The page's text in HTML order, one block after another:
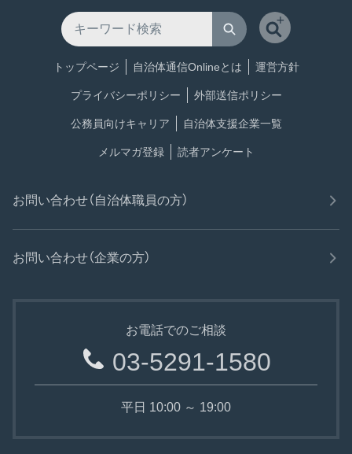
トップページ 自治体通信Onlineとは 運営方針
プライバシーポリシー 外部送信ポリシー
公務員向けキャリア 自治体支援企業一覧
メルマガ登録 読者アンケート
お問い合わせ（自治体職員の方）
お問い合わせ（企業の方）
お電話でのご相談
03-5291-1580
平日 10:00 ～ 19:00